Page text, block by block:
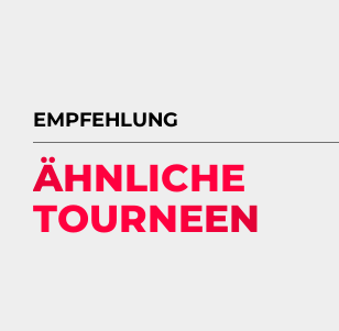
EMPFEHLUNG
ÄHNLICHE
TOURNEEN